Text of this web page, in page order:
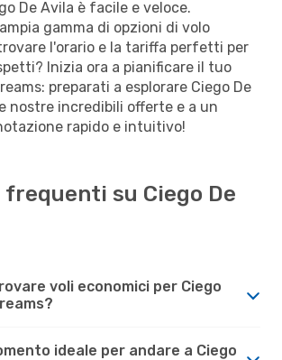
De Avila è facile e veloce.
gamma di opzioni di volo
l'orario e la tariffa perfetti per
Inizia ora a pianificare il tuo
preparati a esplorare Ciego De
nostre incredibili offerte e a un
rapido e intuitivo!
frequenti su Ciego De
voli economici per Ciego
ideale per andare a Ciego